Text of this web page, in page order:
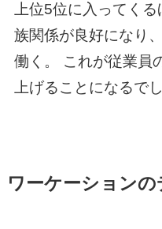
上位5位に入ってく
族関係が良好になり
働く。 これが従業員
上げることになるで
ワーケーションの